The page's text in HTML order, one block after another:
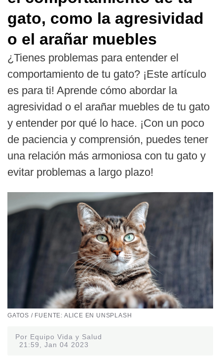
gato, como la agresividad
o el arañar muebles
¿Tienes problemas para entender el
comportamiento de tu gato? ¡Este artículo
es para ti! Aprende cómo abordar la
agresividad o el arañar muebles de tu gato
y entender por qué lo hace. ¡Con un poco
de paciencia y comprensión, puedes tener
una relación más armoniosa con tu gato y
evitar problemas a largo plazo!
GATOS / FUENTE: ALICE EN UNSPLASH
Por Equipo Vida y Salud
21:59, Jan 04 2023